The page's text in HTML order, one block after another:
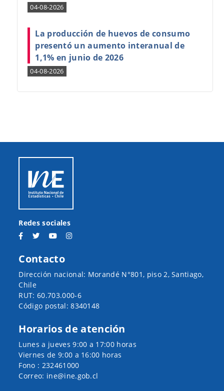
04-08-2026
La producción de huevos de consumo
presentó un aumento interanual de
1,1% en junio de 2026
04-08-2026
Redes sociales
Contacto
Dirección nacional: Morandé N°801, piso 2, Santiago,
Chile
RUT: 60.703.000-6
Código postal: 8340148
Horarios de atención
Lunes a jueves 9:00 a 17:00 horas
Viernes de 9:00 a 16:00 horas
Fono : 232461000
Correo: ine@ine.gob.cl